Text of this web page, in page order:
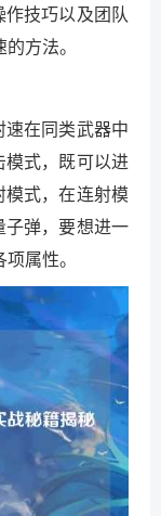
技巧以及团队
方法。
在同类武器中
式，既可以进
式，在连射模
弹，要想进一
属性。